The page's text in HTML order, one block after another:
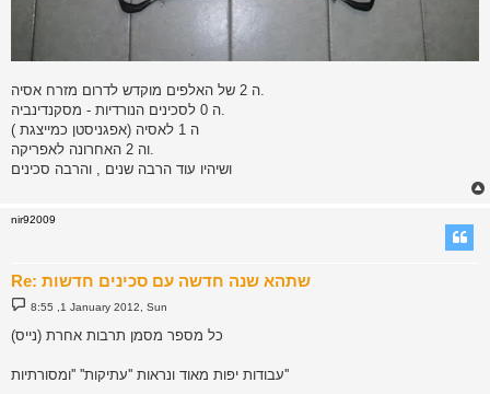
ה 2 של האלפים מוקדש לדרום מזרח אסיה.
ה 0 לסכינים הנורדיות - מסקנדינביה.
ה 1 לאסיה (אפגניסטן כמייצגת )
וה 2 האחרונה לאפריקה.
ושיהיו עוד הרבה שנים , והרבה סכינים
nir92009
Re: שתהא שנה חדשה עם סכינים חדשות
P
o
8:55 ,1 January 2012, Sun
כל מספר מסמן תרבות אחרת (נייס)
עבודות יפות מאוד ונראות ''עתיקות'' ''ומסורתיות''